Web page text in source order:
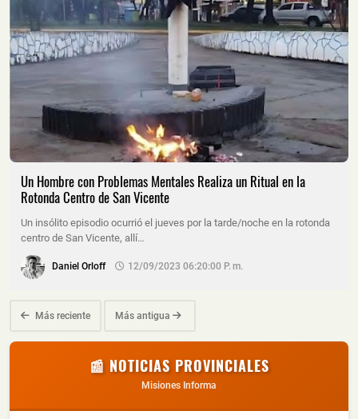
Un Hombre con Problemas Mentales Realiza un Ritual en la
Rotonda Centro de San Vicente
Un insólito episodio ocurrió el jueves por la tarde/noche en la rotonda
centro de San Vicente, allí…
Daniel Orloff 12/09/2023 06:20:00 P. M.
Más reciente Más antigua
📰 NOTICIAS PROVINCIALES
Misiones Informa